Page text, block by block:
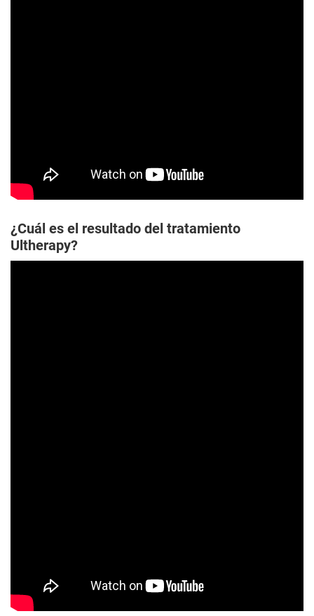
¿Cuál es el resultado del tratamiento
Ultherapy?